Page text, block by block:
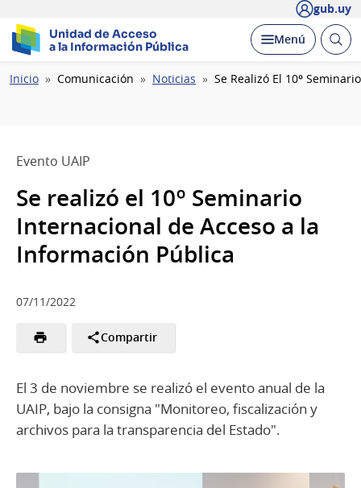
gub.uy
Unidad de Acceso
a la Información Pública
Desplegar
Menú Abrir
Ruta
Inicio Comunicación Noticias Se Realizó El 10º
Evento UAIP
Se realizó el 10º Seminario
Internacional de Acceso a la
Información Pública
07/11/2022
Compartir
El 3 de noviembre se realizó el evento anual de la
UAIP, bajo la consigna "Monitoreo, fiscalización y
archivos para la transparencia del Estado".